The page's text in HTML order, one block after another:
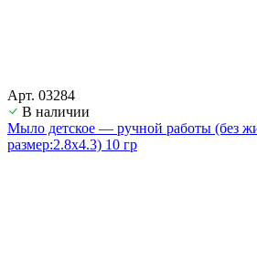
Арт. 03284
В наличии
Мыло детское — ручной работы (без
размер:2.8х4.3) 10 гр